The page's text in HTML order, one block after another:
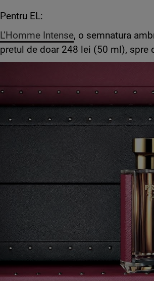
Pentru EL:
L’Homme Intense, o semnatura
pretul de doar 248 lei (50 ml), spre